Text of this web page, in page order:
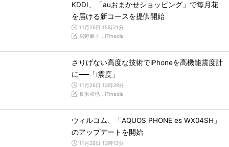
KDDI、「auおまかせショッピング」で毎月花
を届ける新コースを提供開始
11月26日 15時21分
房野麻子，ITmedia
さりげない高度な技術でiPhoneを高機能震度計
に──「i震度」
11月26日 13時39分
長浜和也，ITmedia
ウィルコム、「AQUOS PHONE es WX04SH」
のアップデートを開始
11月26日 13時13分